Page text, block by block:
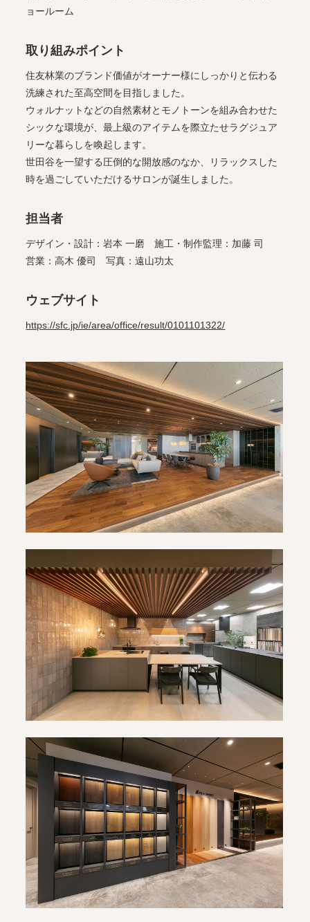
ョールーム
取り組みポイント
住友林業のブランド価値がオーナー様にしっかりと伝わる
洗練された至高空間を目指しました。
ウォルナットなどの自然素材とモノトーンを組み合わせた
シックな環境が、最上級のアイテムを際立たせラグジュア
リーな暮らしを喚起します。
世田谷を一望する圧倒的な開放感のなか、リラックスした
時を過ごしていただけるサロンが誕生しました。
担当者
デザイン・設計：岩本 一磨 施工・制作監理：加藤 司
営業：高木 優司 写真：遠山功太
ウェブサイト
https://sfc.jp/ie/area/office/result/0101101322/